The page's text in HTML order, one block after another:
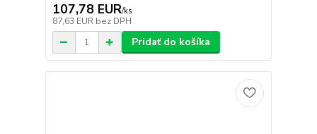
107,78 EUR/ks
87,63 EUR bez DPH
Pridať do košíka